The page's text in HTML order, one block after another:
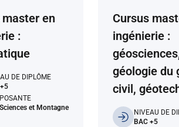
master en
:
clés
DE DIPLÔME
et Montagne
Cursus
ingénierie :
géologie du
civil,
NIVEAU DE
BAC +5